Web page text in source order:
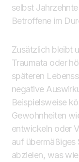
selbst
Betroffene im
Zusätzlich bleibt
Traumata oder
späteren
negative
Beispielsweise
Gewohnheiten
entwickeln oder
auf übermäßiges
abzielen, was